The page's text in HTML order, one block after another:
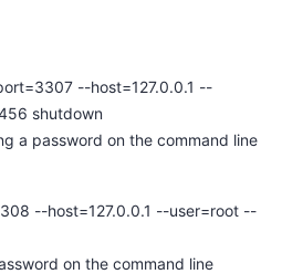
--host=127.0.0.1 --
shutdown
a password on the command line
--host=127.0.0.1 --user=root --
on the command line